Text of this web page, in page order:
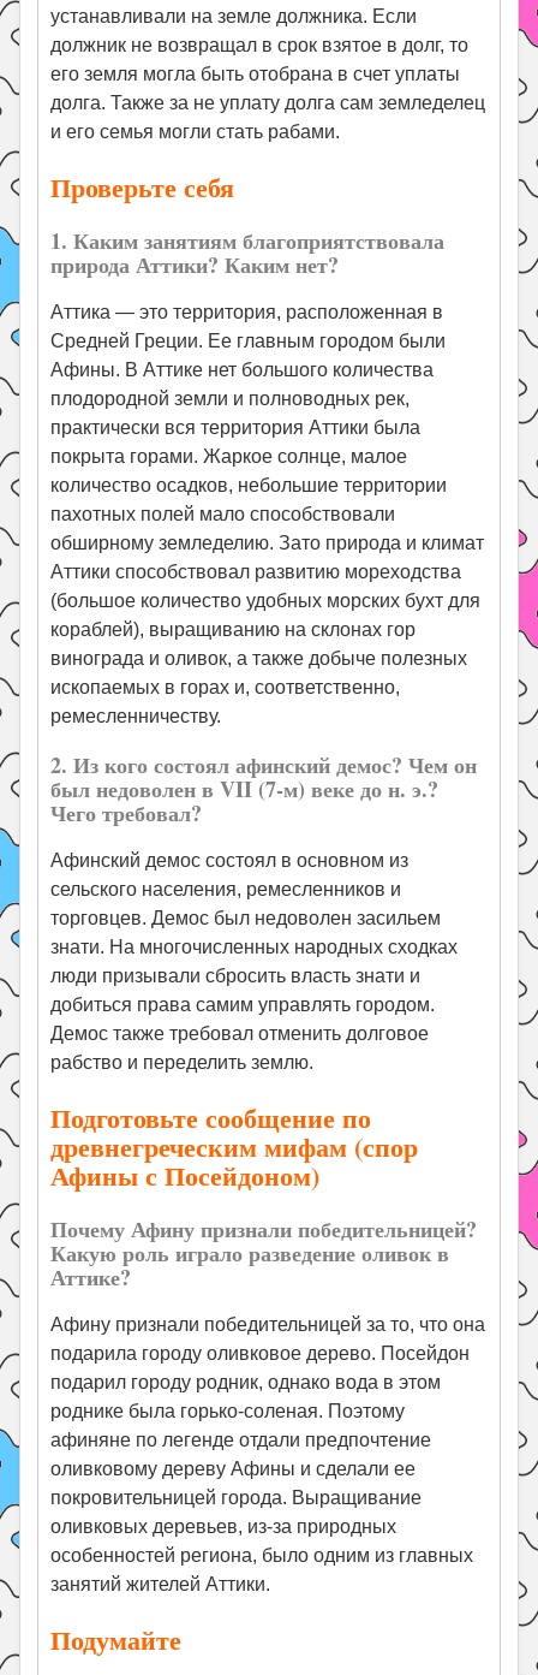
устанавливали на земле должника. Если
должник не возвращал в срок взятое в долг, то
его земля могла быть отобрана в счет уплаты
долга. Также за не уплату долга сам земледелец
и его семья могли стать рабами.
Проверьте себя
1. Каким занятиям благоприятствовала
природа Аттики? Каким нет?
Аттика — это территория, расположенная в
Средней Греции. Ее главным городом были
Афины. В Аттике нет большого количества
плодородной земли и полноводных рек,
практически вся территория Аттики была
покрыта горами. Жаркое солнце, малое
количество осадков, небольшие территории
пахотных полей мало способствовали
обширному земледелию. Зато природа и климат
Аттики способствовал развитию мореходства
(большое количество удобных морских бухт для
кораблей), выращиванию на склонах гор
винограда и оливок, а также добыче полезных
ископаемых в горах и, соответственно,
ремесленничеству.
2. Из кого состоял афинский демос? Чем он
был недоволен в VII (7-м) веке до н. э.?
Чего требовал?
Афинский демос состоял в основном из
сельского населения, ремесленников и
торговцев. Демос был недоволен засильем
знати. На многочисленных народных сходках
люди призывали сбросить власть знати и
добиться права самим управлять городом.
Демос также требовал отменить долговое
рабство и переделить землю.
Подготовьте сообщение по
древнегреческим мифам (спор
Афины с Посейдоном)
Почему Афину признали победитель­ницей?
Какую роль играло разведение оливок в
Аттике?
Афину признали победительницей за то, что она
подарила городу оливковое дерево. Посейдон
подарил городу родник, однако вода в этом
роднике была горько-соленая. Поэтому
афиняне по легенде отдали предпочтение
оливковому дереву Афины и сделали ее
покровительницей города. Выращивание
оливковых деревьев, из-за природных
особенностей региона, было одним из главных
занятий жителей Аттики.
Подумайте